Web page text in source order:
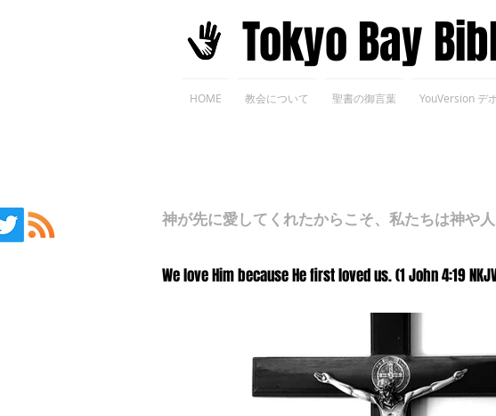
​Tokyo Bay
HOME 教会について 聖書の御言葉 YouVersion デ
神が先に愛してくれたからこそ、私たちは神や
We love Him because He first loved us. (1 John 4:19